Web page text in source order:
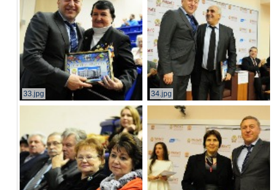
33.jpg 34.jpg